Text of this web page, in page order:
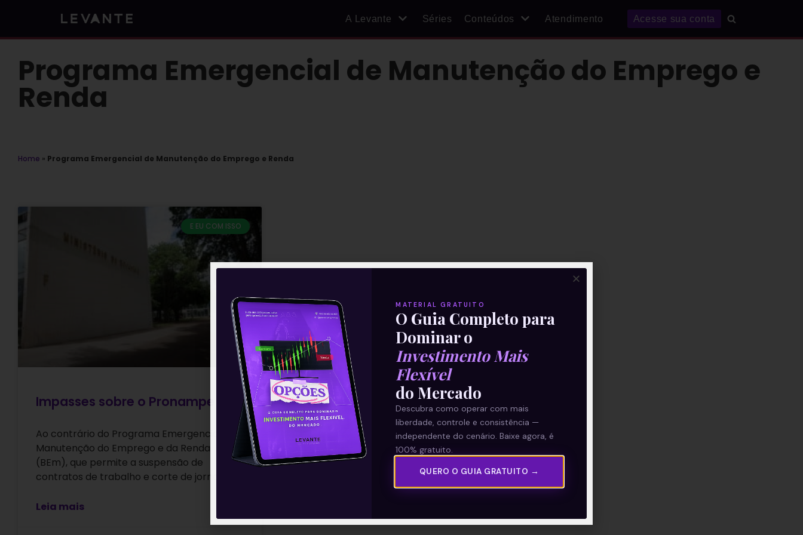
A Levante Séries Conteúdos Atendimento Acesse sua conta
Programa Emergencial de Manutenção do Emprego e
Renda
Home » Programa Emergencial de Manutenção do Emprego e Renda
E EU COM ISSO
Impasses sobre o Pronampe
Ao contrário do Programa Emergencial de
Manutenção do Emprego e da Renda
(BEm), que permite a suspensão de
contratos de trabalho e corte de jornada
Leia mais
MATERIAL GRATUITO
O Guia Completo para
Dominar o
Investimento Mais
Flexível
do Mercado
Descubra como operar com mais
liberdade, controle e consistência —
independente do cenário. Baixe agora, é
100% gratuito.
QUERO O GUIA GRATUITO →